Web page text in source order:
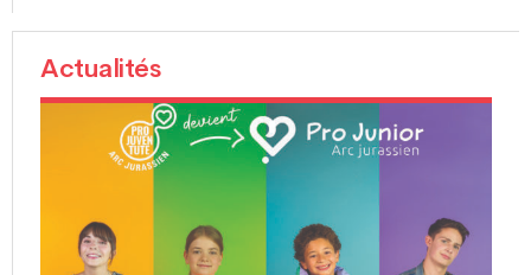
Actualités